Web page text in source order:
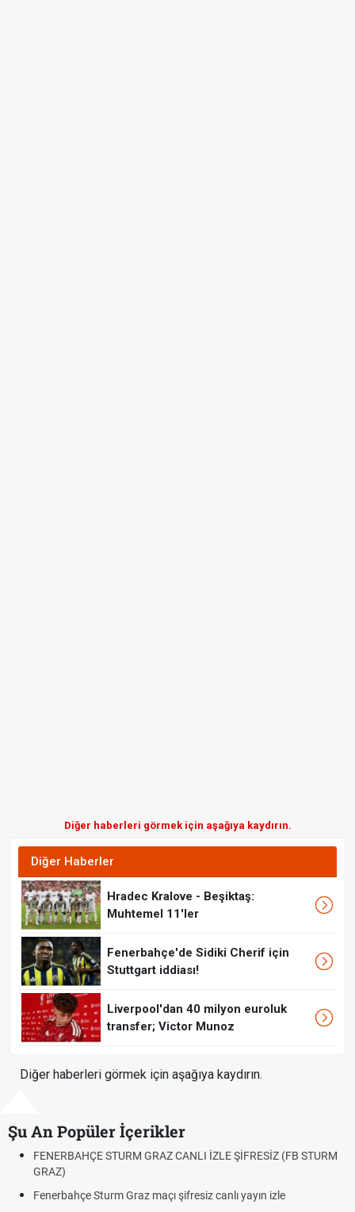
Diğer haberleri görmek için aşağıya kaydırın.
Diğer Haberler
Hradec Kralove - Beşiktaş:
Muhtemel 11'ler
Fenerbahçe'de Sidiki Cherif için
Stuttgart iddiası!
Liverpool'dan 40 milyon euroluk
transfer; Victor Munoz
Diğer haberleri görmek için aşağıya kaydırın.
Şu An Popüler İçerikler
STURM GRAZ CANLI İZLE ŞİFRESİZ (FB STURM
Sturm Graz maçı şifresiz canlı yayın izle
Fındık